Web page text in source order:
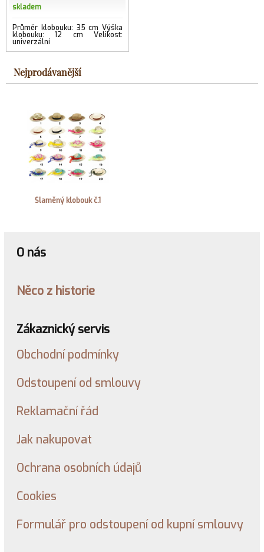
skladem
Průměr klobouku: 35 cm Výška
klobouku: 12 cm Velikost:
univerzální
Nejprodávanější
Slaměný klobouk č.1
O nás
Něco z historie
Zákaznický servis
Obchodní podmínky
Odstoupení od smlouvy
Reklamační řád
Jak nakupovat
Ochrana osobních údajů
Cookies
Formulář pro odstoupení od kupní smlouvy